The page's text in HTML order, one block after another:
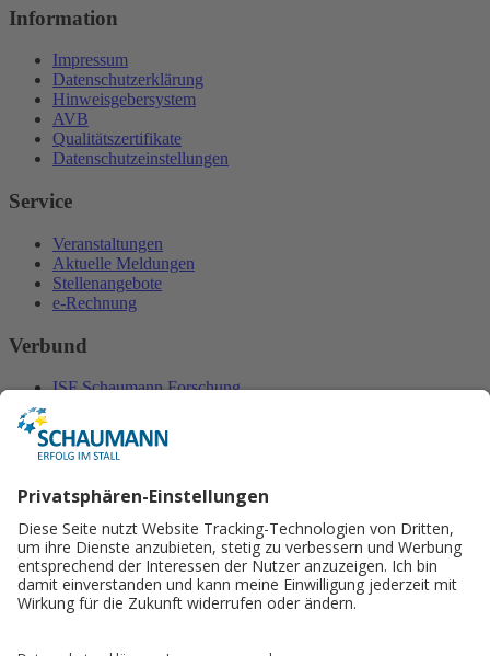
Information
Impressum
Datenschutzerklärung
Hinweisgebersystem
AVB
Qualitätszertifikate
Datenschutzeinstellungen
Service
Veranstaltungen
Aktuelle Meldungen
Stellenangebote
e-Rechnung
Verbund
ISF Schaumann Forschung
Gut Hülsenberg
Ligrana
Lactosan
Schaumann BioEnergy
Kontakt
H. Wilhelm SCHAUMANN GmbH & Co. KG
Jakob Fuchs-Gasse 25-27
2345 Brunn am Gebirge
Telefax: +43 (0) 2236 31641 49